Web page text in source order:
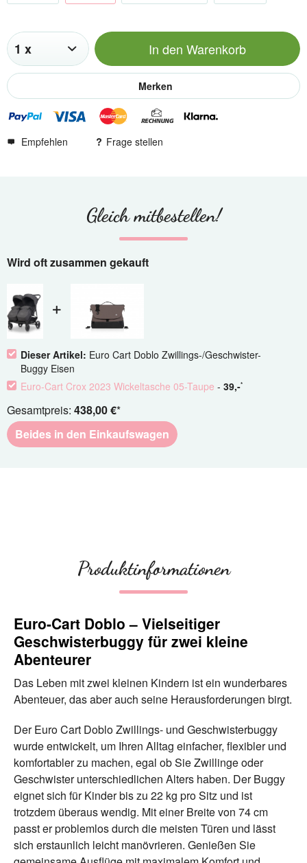
In den Warenkorb
Merken
Empfehlen Frage stellen
Gleich mitbestellen!
Wird oft zusammen gekauft
Dieser Artikel: Euro Cart Doblo Zwillings-/Geschwister-
Buggy Eisen
Euro-Cart Crox 2023 Wickeltasche 05-Taupe - 39,-*
Gesamtpreis: 438,00 €*
Beides in den Einkaufswagen
Produktinformationen
Euro-Cart Doblo – Vielseitiger
Geschwisterbuggy für zwei kleine
Abenteurer
Das Leben mit zwei kleinen Kindern ist ein wunderbares
Abenteuer, das aber auch seine Herausforderungen birgt.
Der Euro Cart Doblo Zwillings- und Geschwisterbuggy
wurde entwickelt, um Ihren Alltag einfacher, flexibler und
komfortabler zu machen, egal ob Sie Zwillinge oder
Geschwister unterschiedlichen Alters haben. Der Buggy
eignet sich für Kinder bis zu 22 kg pro Sitz und ist
trotzdem überaus wendig. Mit einer Breite von 74 cm
passt er problemlos durch die meisten Türen und lässt
sich erstaunlich leicht manövrieren. Genießen Sie